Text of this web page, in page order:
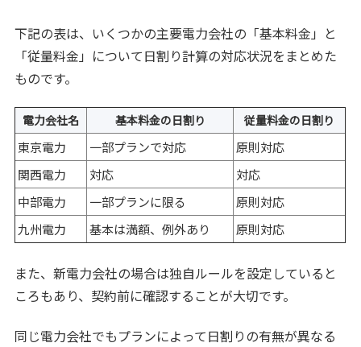
下記の表は、いくつかの主要電力会社の「基本料金」と
「従量料金」について日割り計算の対応状況をまとめた
ものです。
電力会社名 基本料金の日割り 従量料金の日割り
東京電力 一部プランで対応
原則対応
関西電力
対応
対応
中部電力
一部プランに限る
原則対応
九州電力
基本は満額、例外あり 原則対応
また、新電力会社の場合は独自ルールを設定していると
ころもあり、契約前に確認することが大切です。
同じ電力会社でもプランによって日割りの有無が異なる